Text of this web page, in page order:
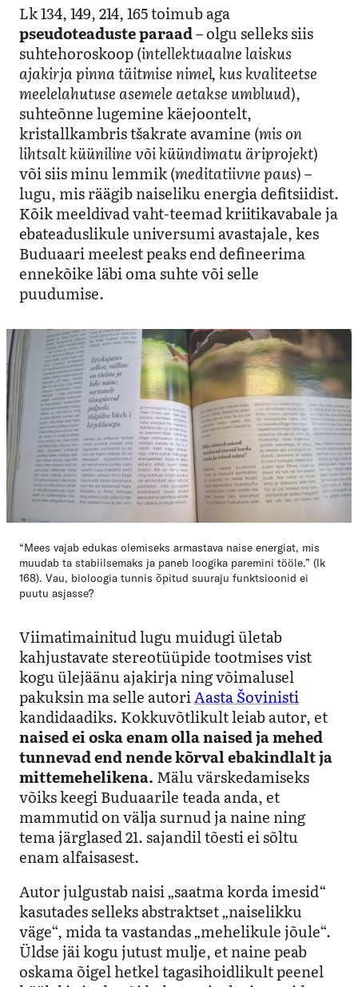
Lk 134, 149, 214, 165 toimub aga
pseudoteaduste paraad– olgu selleks siis
suhtehoroskoop (intellektuaalne laiskus
ajakirja pinna täitmise nimel, kus kvaliteetse
meelelahutuse asemele aetakse umbluud),
suhteõnne lugemine käejoontelt,
kristallkambris tšakrate avamine (mis on
lihtsalt küüniline või küündimatu äriprojekt)
või siis minu lemmik (meditatiivne paus) –
lugu, mis räägib naiseliku energia defitsiidist.
Kõik meeldivad vaht-teemad kriitikavabale ja
ebateaduslikule universumi avastajale, kes
Buduaari meelest peaks end defineerima
ennekõike läbi oma suhte või selle
puudumise.
“Mees vajab edukas olemiseks armastava naise energiat, mis
muudab ta stabiilsemaks ja paneb loogika paremini tööle.” (lk
168). Vau, bioloogia tunnis õpitud suuraju funktsioonid ei
puutu asjasse?
Viimatimainitud lugu muidugi ületab
kahjustavate stereotüüpide tootmises vist
kogu ülejäänu ajakirja ning võimalusel
pakuksin ma selle autoriAasta Šovinisti
kandidaadiks. Kokkuvõtlikult leiab autor, et
naised ei oska enam olla naised ja mehed
tunnevad end nende kõrval ebakindlalt ja
mittemehelikena. Mälu värskedamiseks
võiks keegi Buduaarile teada anda, et
mammutid on välja surnud ja naine ning
tema järglased 21. sajandil tõesti ei sõltu
enam alfaisasest.
Autor julgustab naisi „saatma korda imesid“
kasutades selleks abstraktset „naiselikku
väge“, mida ta vastandas „mehelikule jõule“.
Üldse jäi kogu jutust mulje, et naine peab
oskama õigel hetkel tagasihoidlikult peenel